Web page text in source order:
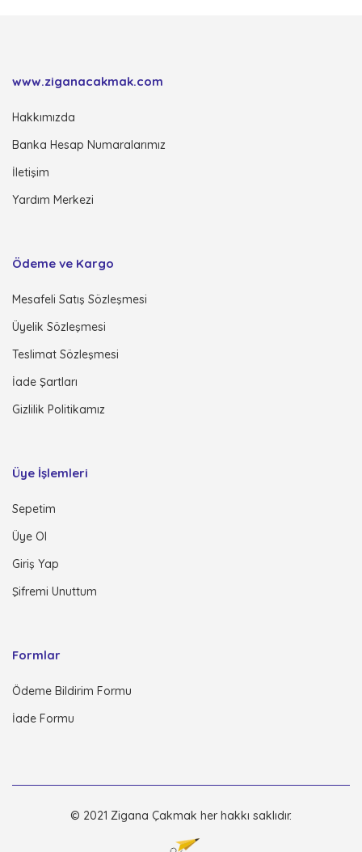
www.ziganacakmak.com
Hakkımızda
Banka Hesap Numaralarımız
İletişim
Yardım Merkezi
Ödeme ve Kargo
Mesafeli Satış Sözleşmesi
Üyelik Sözleşmesi
Teslimat Sözleşmesi
İade Şartları
Gizlilik Politikamız
Üye İşlemleri
Sepetim
Üye Ol
Giriş Yap
Şifremi Unuttum
Formlar
Ödeme Bildirim Formu
İade Formu
© 2021 Zigana Çakmak her hakkı saklıdır.